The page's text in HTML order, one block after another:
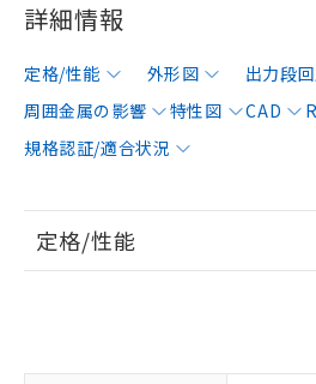
詳細情報
定格/性能 外形図 出力段
周囲金属の影響
特性図 CAD
規格認証/適合状況
定格/性能